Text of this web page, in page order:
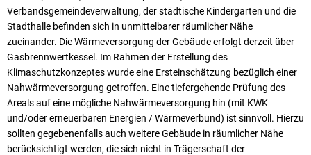
Verbandsgemeindeverwaltung, der städtische Kindergarten und die
Stadthalle befinden sich in unmittelbarer räumlicher Nähe
zueinander. Die Wärmeversorgung der Gebäude erfolgt derzeit über
Gasbrennwertkessel. Im Rahmen der Erstellung des
Klimaschutzkonzeptes wurde eine Ersteinschätzung bezüglich einer
Nahwärmeversorgung getroffen. Eine tiefergehende Prüfung des
Areals auf eine mögliche Nahwärmeversorgung hin (mit KWK
und/oder erneuerbaren Energien / Wärmeverbund) ist sinnvoll. Hierzu
sollten gegebenenfalls auch weitere Gebäude in räumlicher Nähe
berücksichtigt werden, die sich nicht in Trägerschaft der